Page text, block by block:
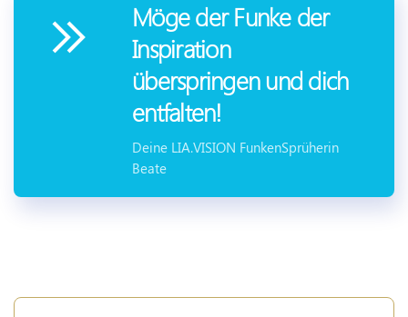
Möge der Funke der
Inspiration
überspringen und dich
entfalten!
Deine LIA.VISION FunkenSprüherin
Beate